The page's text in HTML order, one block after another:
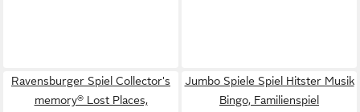
Ravensburger Spiel Collector's
memory® Lost Places,
Jumbo Spiele Spiel Hitster Musik
Bingo, Familienspiel